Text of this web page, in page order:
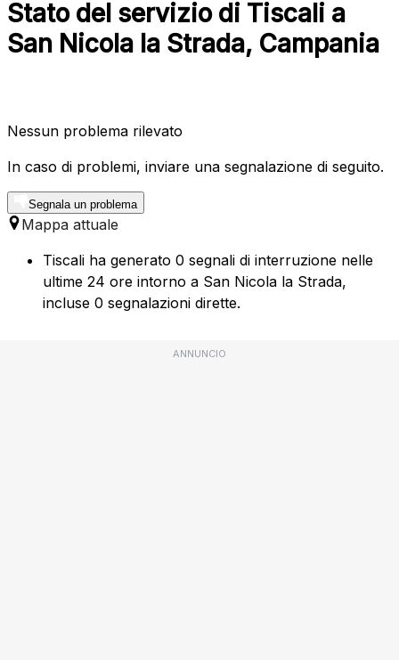
Stato del servizio di Tiscali a
San Nicola la Strada, Campania
Nessun problema rilevato
In caso di problemi, inviare una segnalazione di seguito.
Segnala un problema
Mappa attuale
Tiscali ha generato 0 segnali di interruzione nelle
ultime 24 ore intorno a San Nicola la Strada,
incluse 0 segnalazioni dirette.
ANNUNCIO